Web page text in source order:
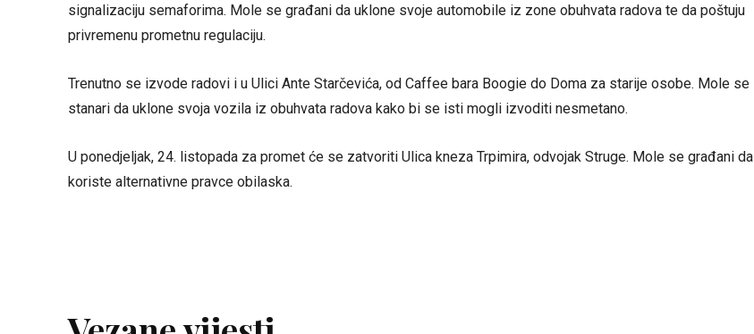
signalizaciju semaforima. Mole se građani da uklone svoje automobile iz zone obuhvata radova te da poštuju
privremenu prometnu regulaciju.
Trenutno se izvode radovi i u Ulici Ante Starčevića, od Caffee bara Boogie do Doma za starije osobe. Mole se
stanari da uklone svoja vozila iz obuhvata radova kako bi se isti mogli izvoditi nesmetano.
U ponedjeljak, 24. listopada za promet će se zatvoriti Ulica kneza Trpimira, odvojak Struge. Mole se građani da
koriste alternativne pravce obilaska.